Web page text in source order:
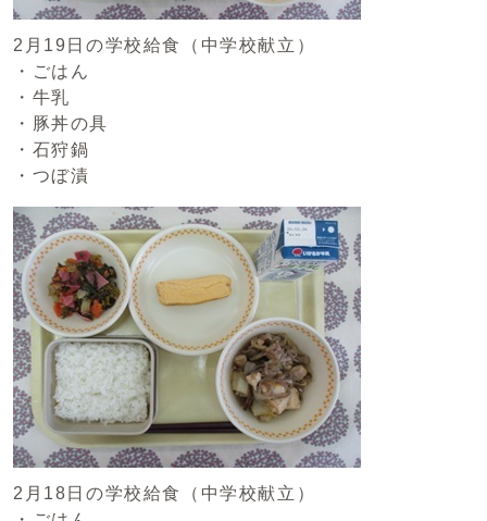
2月19日の学校給食（中学校献立）
・ごはん
・牛乳
・豚丼の具
・石狩鍋
・つぼ漬
2月18日の学校給食（中学校献立）